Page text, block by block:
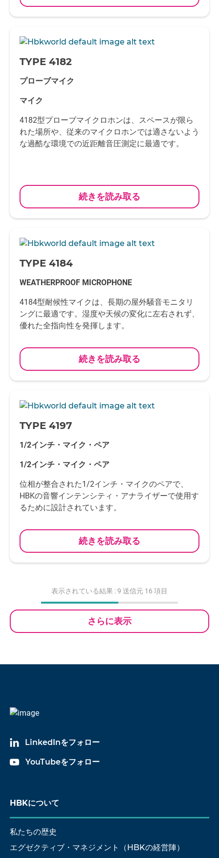
-
TYPE 4182
プローブマイク
マイク
4182型プローブマイクロホンは、スペースが限ら
れた場所や、従来のマイクロホンでは適さないよう
な過酷な環境での近距離音圧測定に最適です。
続きを読み取る
-
TYPE 4184
WEATHERPROOF MICROPHONE
4184型耐候性マイクは、長期の屋外騒音モニタリ
ングに最適です。湿度や天候の変化に左右されず、
優れた全指向性を発揮します。
続きを読み取る
-
TYPE 4197
1/2インチ・マイク・ペア
1/2インチ・マイク・ペア
位相が整合された1/2インチ・マイクのペアで、
HBKの音響インテンシティ・アナライザーで使用す
るために設計されています。
続きを読み取る
表示されている結果 :9 送信元 16 項目
さらに表示
LinkedInをフォロー
YouTubeをフォロー
HBKについて
私たちの歴史
エグゼクティブ・マネジメント（HBKの経営陣）